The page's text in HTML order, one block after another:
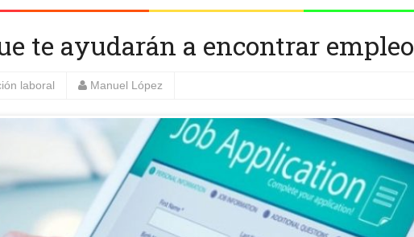
te ayudarán a encontrar empleo
laboral Manuel López